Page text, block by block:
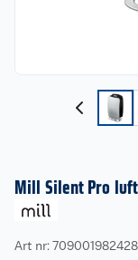
Mill Silent Pro
Art nr: